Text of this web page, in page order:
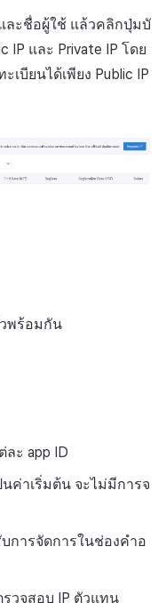
และชื่อผู้ใช้ แล้วคลิกปุ่มบั
IP และ Private IP โดย
เบียนได้เพียง Public IP
พร้อมกัน
ละ app ID
ค่าเริ่มต้น จะไม่มีการจ
การจัดการในช่องคำอ
วจสอบ IP ตัวแทน